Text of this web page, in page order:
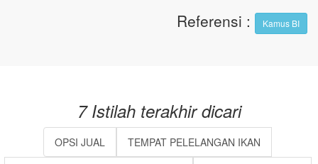
Referensi : Kamus BI
7 Istilah terakhir dicari
OPSI JUAL TEMPAT PELELANGAN IKAN